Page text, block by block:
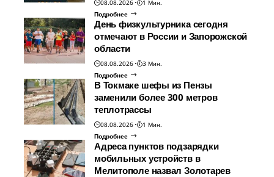
08.08.2026
1 Мин.
Подробнее
День физкультурника сегодня
отмечают в России и Запорожской
области
08.08.2026
3 Мин.
Подробнее
В Токмаке шефы из Пензы
заменили более 300 метров
теплотрассы
08.08.2026
1 Мин.
Подробнее
Адреса пунктов подзарядки
мобильных устройств в
Мелитополе назвал Золотарев